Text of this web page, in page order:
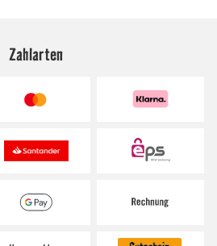
Zahlarten